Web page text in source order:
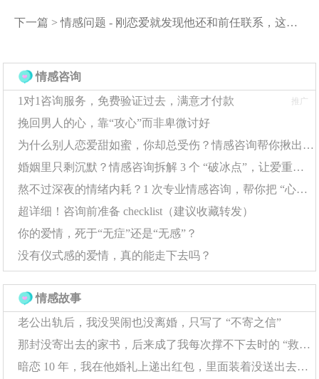
性思维。
（如"坚持晨跑显毅力"） ✓ 收集2个他人正面反馈 ✓
对比半年前的1项进步
研究发现，定期进行优势确认的人，6个月后自我接纳
度提升43%。就像整理衣橱时发现被遗忘的名牌大衣，我
们常常忽视自己拥有的珍贵特质。
二、行为激活方案
第一周：每天完成5分钟公众演讲录像 • 第二周：在3
人小组中分享观点 • 第三周：主动争取1次正式汇报
机会
行为心理学证实，每完成一个小目标，大脑会分泌多
巴胺强化成功体验。某咨询案例中，采用此方法的来访者
下一篇 >情感问题 - 刚恋爱就发现他还和前任联系，这是我太敏感还是他不够专一？
情感咨询
1对1咨询服务，免费验证过去，满意才付款 推广
挽回男人的心，靠“攻心”而非卑微讨好
为什么别人恋爱甜如蜜，你却总受伤？情感咨询帮你揪出 “情感盲区”
婚姻里只剩沉默？情感咨询拆解 3 个 “破冰点”，让爱重新流动
熬不过深夜的情绪内耗？1 次专业情感咨询，帮你把 “心结” 捋顺
超详细！咨询前准备 checklist（建议收藏转发）
你的爱情，死于“无症”还是“无感”？
没有仪式感的爱情，真的能走下去吗？
情感故事
老公出轨后，我没哭闹也没离婚，只写了 “不寄之信”
那封没寄出去的家书，后来成了我每次撑不下去时的 “救命符”
暗恋 10 年，我在他婚礼上递出红包，里面装着没送出去的告白信